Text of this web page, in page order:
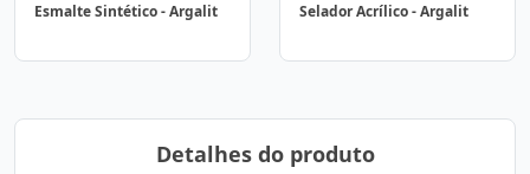
Esmalte Sintético - Argalit Selador Acrílico - Argalit
Detalhes do produto